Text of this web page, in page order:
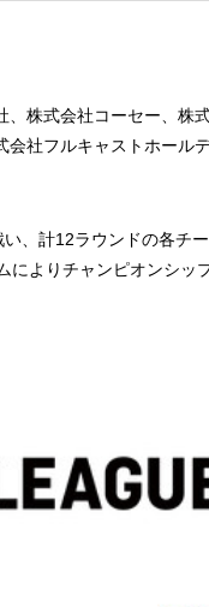
株式会社コーセー、株
社フルキャストホール
、計12ラウンドの各チ
よりチャンピオンシ